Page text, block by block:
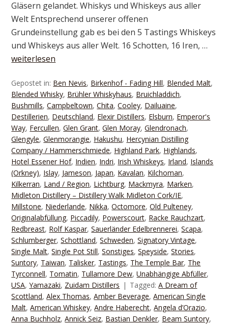
Gläsern gelandet. Whiskys und Whiskeys aus aller
Welt Entsprechend unserer offenen
Grundeinstellung gab es bei den 5 Tastings Whiskeys
und Whiskeys aus aller Welt. 16 Schotten, 16 Iren, …
weiterlesen
Gepostet in: Ben Nevis, Birkenhof - Fading Hill, Blended Malt,
Blended Whisky, Brühler Whiskyhaus, Bruichladdich,
Bushmills,Campbeltown,Chita,Cooley, Dailuaine,
Destillerien, Deutschland, Elexir Distillers, Elsburn, Emperor's
Way, Fercullen,Glen Grant,Glen Moray,Glendronach,
Glengyle,Glenmorangie, Hakushu, Hercynian Distilling
Company / Hammerschmiede, Highland Park, Highlands,
Hotel Essener Hof, Indien, Indri, Irish Whiskeys, Irland, Islands
(Orkney), Islay, Jameson, Japan, Kavalan, Kilchoman,
Kilkerran, Land / Region, Lichtburg, Mackmyra, Marken,
Midleton Distillery – Distillery Walk Midleton Cork/IE,
Millstone, Niederlande, Nikka,Octomore,Old Pulteney,
Originalabfüllung, Piccadily, Powerscourt, Racke Rauchzart,
Redbreast, Rolf Kaspar,Sauerländer Edelbrennerei,Scapa,
Schlumberger,Schottland,Schweden,Signatory Vintage,
Single Malt,Single Pot Still,Sonstiges,Speyside,Stories,
Suntory, Taiwan, Talisker, Tastings, The Temple Bar, The
Tyrconnell, Tomatin, Tullamore Dew,Unabhängige Abfüller,
USA,Yamazaki, Zuidam Distillers Tagged:A Dream of
Scottland,Alex Thomas,Amber Beverage,American Single
Malt,American Whiskey,Andre Haberecht,Angela d’Orazio,
Anna Buchholz,Annick Seiz, Bastian Denkler, Beam Suntory,